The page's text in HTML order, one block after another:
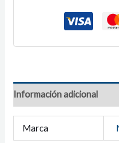
Información adicional
Marca